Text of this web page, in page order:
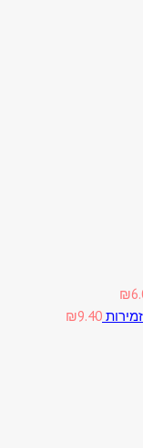
₪
₪9.40